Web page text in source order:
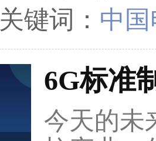
关键词： 中
6G标准
今天的未